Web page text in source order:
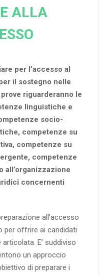
ALLA
per l’accesso al
il sostegno nelle
prove riguarderanno le
linguistiche e
socio-
competenze su
competenze su
competenze
all’organizzazione
concernenti
all’accesso
per offrire ai candidati
E’ suddiviso
un approccio
di preparare i